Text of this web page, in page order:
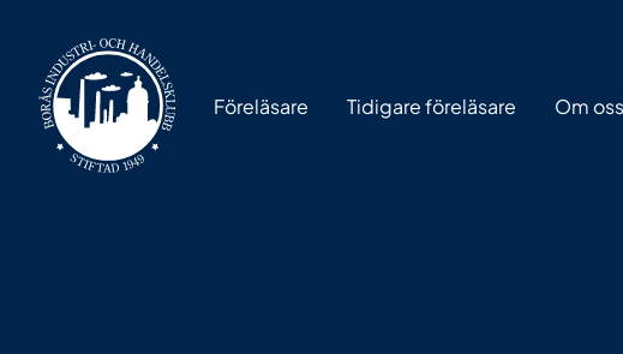
Föreläsare Tidigare föreläsare Om oss